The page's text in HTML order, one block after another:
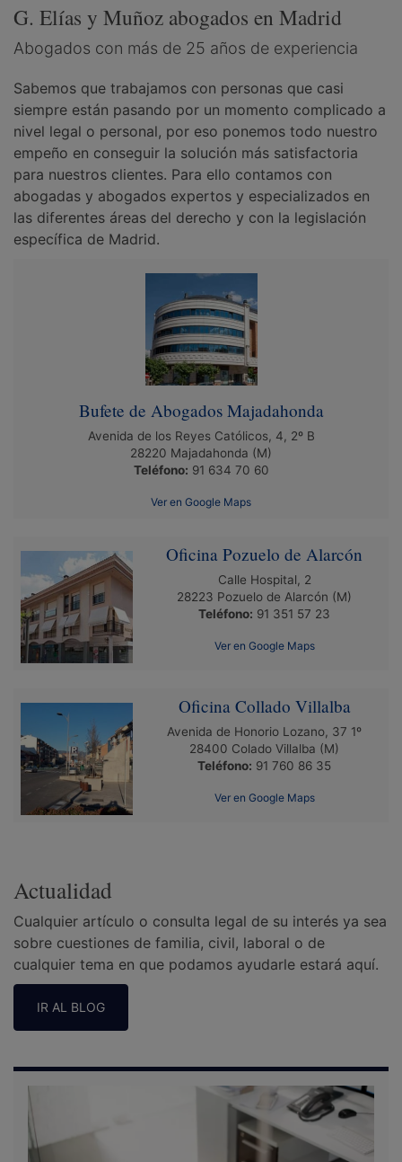
G. Elías y Muñoz abogados en Madrid
Abogados con más de 25 años de experiencia
Sabemos que trabajamos con personas que casi
siempre están pasando por un momento complicado a
nivel legal o personal, por eso ponemos todo nuestro
empeño en conseguir la solución más satisfactoria
para nuestros clientes. Para ello contamos con
abogadas y abogados expertos y especializados en
las diferentes áreas del derecho y con la legislación
específica de Madrid.
Bufete de Abogados Majadahonda
Avenida de los Reyes Católicos, 4, 2º B
28220 Majadahonda (M)
Teléfono: 91 634 70 60
Ver en Google Maps
Oficina Pozuelo de Alarcón
Calle Hospital, 2
28223 Pozuelo de Alarcón (M)
Teléfono: 91 351 57 23
Ver en Google Maps
Oficina Collado Villalba
Avenida de Honorio Lozano, 37 1º
28400 Colado Villalba (M)
Teléfono: 91 760 86 35
Ver en Google Maps
Actualidad
Cualquier artículo o consulta legal de su interés ya sea
sobre cuestiones de familia, civil, laboral o de
cualquier tema en que podamos ayudarle estará aquí.
IR AL BLOG